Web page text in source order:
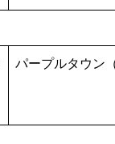
パープルタウン